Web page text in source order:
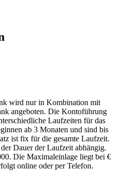
wird nur in Kombination mit
angeboten. Die Kontoführung
Laufzeiten für das
ab 3 Monaten und sind bis
ist fix für die gesamte Laufzeit.
Dauer der Laufzeit abhängig.
Die Maximaleinlage liegt bei €
online oder per Telefon.